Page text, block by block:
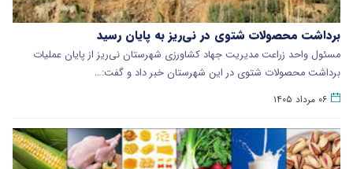
برداشت محصولات شتوی در نی‌ریز به پایان رسید
مسئول واحد زراعت مدیریت جهاد کشاورزی شهرستان نی‌ریز از پایان عملیات
برداشت محصولات شتوی در این شهرستان خبر داد و گفت:…
۰۶ مرداد ۱۴۰۵